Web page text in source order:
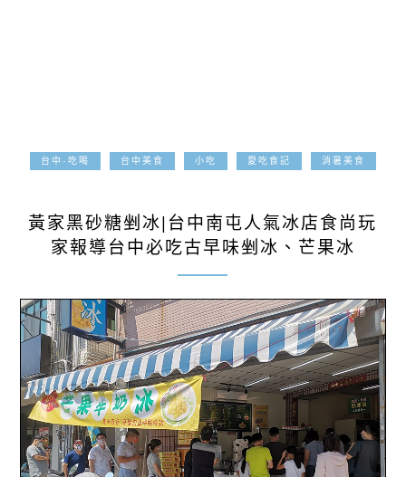
台中-吃喝 台中美食 小吃 愛吃食記 消暑美食
黃家黑砂糖剉冰|台中南屯人氣冰店食尚玩
家報導台中必吃古早味剉冰、芒果冰